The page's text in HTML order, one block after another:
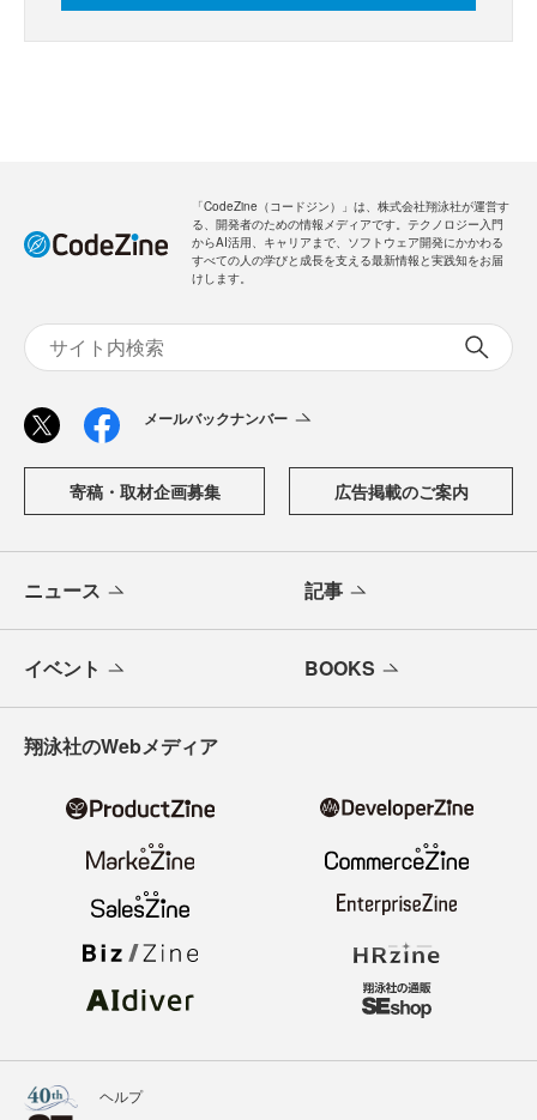
「CodeZine（コードジン）」は、株式会社翔泳社が運営す
る、開発者のための情報メディアです。テクノロジー入門
からAI活用、キャリアまで、ソフトウェア開発にかかわる
すべての人の学びと成長を支える最新情報と実践知をお届
けします。
メールバックナンバー
寄稿・取材企画募集 広告掲載のご案内
ニュース 記事
イベント BOOKS
翔泳社のWebメディア
ヘルプ